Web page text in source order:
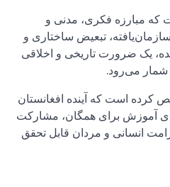
که مبارزه فکری، مدنی و
تبعیض ساختاری و
یک ضرورت تاریخی و اخلاقی
شمار می‌رود.
است که آینده افغانستان
آموزش برای همگان، مشارکت
انسانی و مردان قابل تحقق